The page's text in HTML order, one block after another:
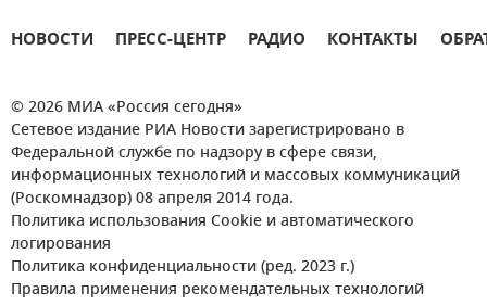
НОВОСТИ ПРЕСС-ЦЕНТР РАДИО КОНТАКТЫ
© 2026 МИА «Россия сегодня»
Сетевое издание РИА Новости зарегистрировано в
Федеральной службе по надзору в сфере связи,
информационных технологий и массовых коммуникаций
(Роскомнадзор) 08 апреля 2014 года.
Политика использования Cookie и автоматического
логирования
Политика конфиденциальности (ред. 2023 г.)
Правила применения рекомендательных технологий